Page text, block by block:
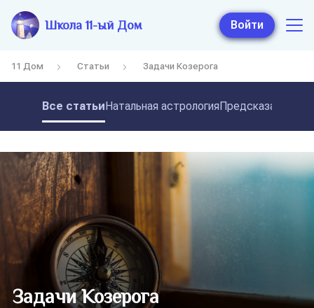
Школа 11-ый Дом Войти
11 Дом Статьи Задачи Козерога
Все статьиНатальная астрология
Задачи Козерога